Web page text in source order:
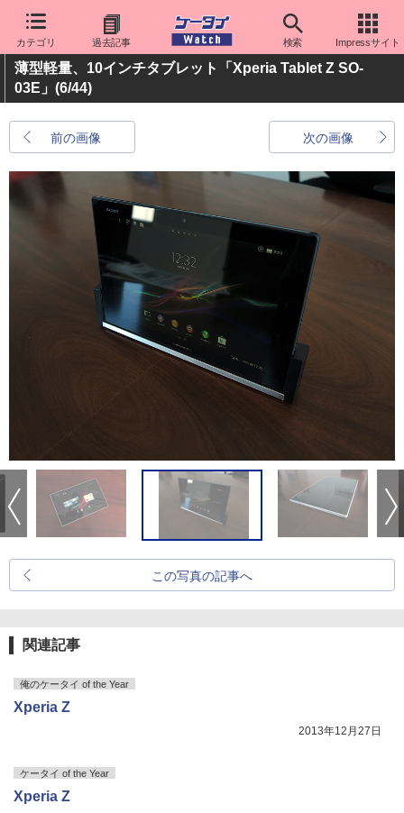
カテゴリ 過去記事 検索 Impressサイト
薄型軽量、10インチタブレット「Xperia Tablet Z SO-
03E」 (6/44)
前の画像 次の画像
この写真の記事へ
関連記事
俺のケータイ of the Year
Xperia Z
2013年12月27日
ケータイ of the Year
Xperia Z